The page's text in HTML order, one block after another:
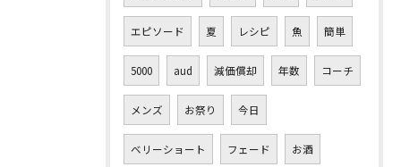
エピソード 夏 レシピ 魚 簡単
5000 aud 減価償却 年数 コーチ
メンズ お祭り 今日
ベリーショート フェード お酒